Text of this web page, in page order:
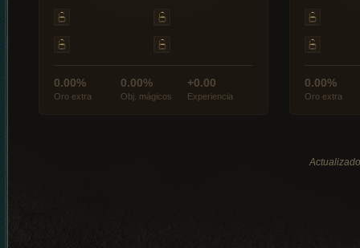
0.00%
Oro extra
0.00%
Obj. mágicos
+0.00
Experiencia
0.00%
Oro extra